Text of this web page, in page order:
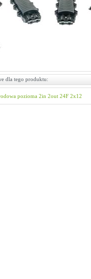
dla tego produktu:
pozioma 2in 2out 24F 2x12